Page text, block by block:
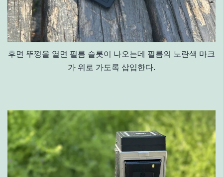
후면 뚜껑을 열면 필름 슬롯이 나오는데 필름의 노란색 마크
가 위로 가도록 삽입한다.